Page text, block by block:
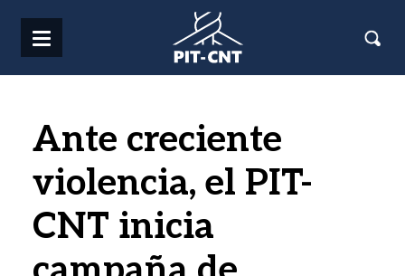
Ante creciente
violencia, el PIT-
CNT inicia